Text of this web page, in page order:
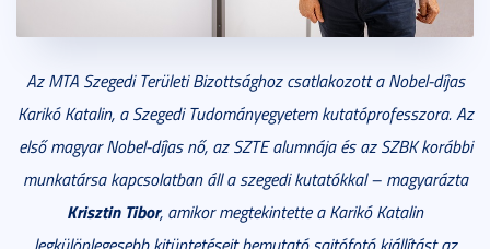
Az MTA Szegedi Területi Bizottsághoz csatlakozott a Nobel-díjas
Karikó Katalin, a Szegedi Tudományegyetem kutatóprofesszora. Az
első magyar Nobel-díjas nő, az SZTE alumnája és az SZBK korábbi
munkatársa kapcsolatban áll a szegedi kutatókkal – magyarázta
Krisztin Tibor, amikor megtekintette a Karikó Katalin